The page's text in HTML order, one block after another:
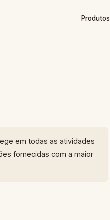
Produtos
em todas as atividades
fornecidas com a maior